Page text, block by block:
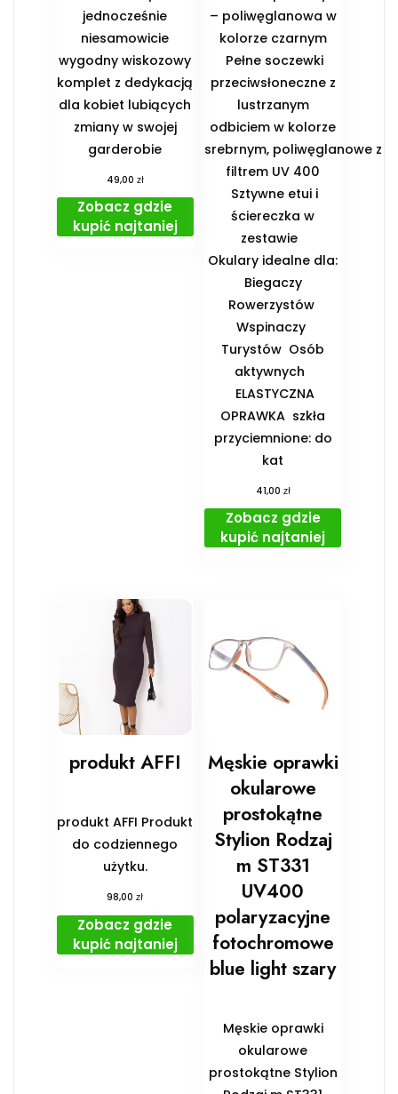
jednocześnie
niesamowicie
wygodny wiskozowy
komplet z dedykacją
dla kobiet lubiących
zmiany w swojej
garderobie
49,00 zł
Zobacz gdzie
kupić najtaniej
– poliwęglanowa w
kolorze czarnym
Pełne soczewki
przeciwsłoneczne z
lustrzanym
odbiciem w kolorze
srebrnym, poliwęglanowe z
filtrem UV 400
Sztywne etui i
ściereczka w
zestawie
️Okulary idealne dla:
️ Biegaczy ️
Rowerzystów ️
Wspinaczy ️
Turystów ️ Osób
aktywnych
️ ELASTYCZNA
OPRAWKA ️ szkła
przyciemnione: do
kat
41,00 zł
Zobacz gdzie
kupić najtaniej
produkt AFFI
produkt AFFI Produkt
do codziennego
użytku.
98,00zł
Zobacz gdzie
kupić najtaniej
Męskie oprawki
okularowe
prostokątne
Stylion Rodzaj
m ST331
UV400
polaryzacyjne
fotochromowe
blue light szary
Męskie oprawki
okularowe
prostokątne Stylion